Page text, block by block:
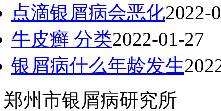
点滴银屑病会恶化2022-
牛皮癣 分类2022-01-27
银屑病什么年龄发生
郑州市银屑病研究所